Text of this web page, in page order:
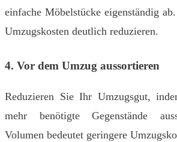
einfache Möbelstücke eigenständig
Umzugskosten deutlich reduzieren.
4. Vor dem Umzug aussortieren
Reduzieren Sie Ihr Umzugsgut,
mehr benötigte Gegenstände
Volumen bedeutet geringere